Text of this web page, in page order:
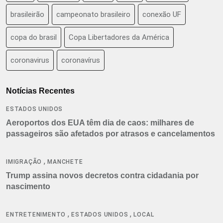
brasileirão campeonato brasileiro conexão UF
copa do brasil Copa Libertadores da América
coronavirus coronavírus
Notícias Recentes
ESTADOS UNIDOS
Aeroportos dos EUA têm dia de caos: milhares de
passageiros são afetados por atrasos e cancelamentos
IMIGRAÇÃO ,MANCHETE
Trump assina novos decretos contra cidadania por
nascimento
ENTRETENIMENTO ,ESTADOS UNIDOS ,LOCAL